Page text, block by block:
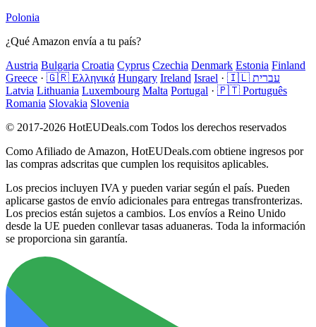
Polonia
¿Qué Amazon envía a tu país?
Austria Bulgaria Croatia Cyprus Czechia Denmark Estonia Finland
Greece · 🇬🇷 Ελληνικά Hungary Ireland Israel ·
🇮🇱 עברית
Latvia Lithuania Luxembourg Malta Portugal · 🇵🇹 Português
Romania Slovakia Slovenia
© 2017-2026 HotEUDeals.com Todos los derechos reservados
Como Afiliado de Amazon, HotEUDeals.com obtiene ingresos por
las compras adscritas que cumplen los requisitos aplicables.
Los precios incluyen IVA y pueden variar según el país. Pueden
aplicarse gastos de envío adicionales para entregas transfronterizas.
Los precios están sujetos a cambios. Los envíos a Reino Unido
desde la UE pueden conllevar tasas aduaneras. Toda la información
se proporciona sin garantía.